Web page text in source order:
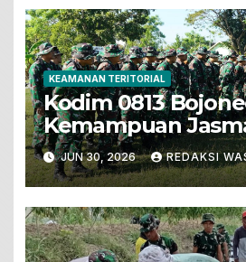
KEAMANAN TERITORIAL
Kodim 0813
Kemampuan
Dengan PSJM
JUN 30, 2026 REDAKSI